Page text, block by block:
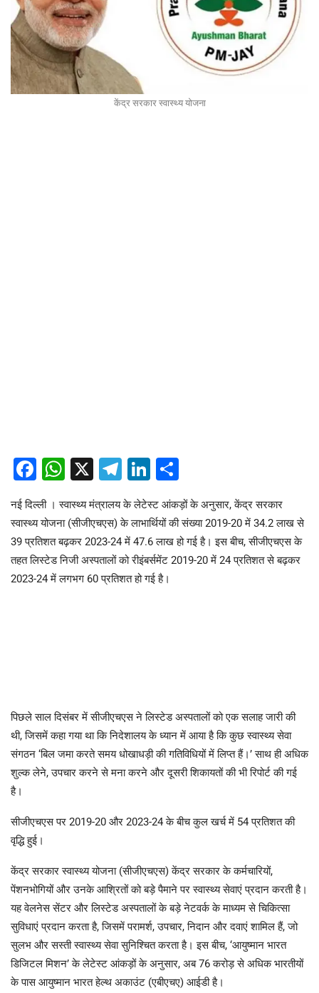
केंद्र सरकार स्वास्थ्य योजना
Facebook
WhatsApp
X Telegram
LinkedIn
नई दिल्ली । स्वास्थ्य मंत्रालय के लेटेस्ट आंकड़ों के अनुसार, केंद्र सरकार
स्वास्थ्य योजना (सीजीएचएस) के लाभार्थियों की संख्या 2019-20 में 34.2 लाख से
39 प्रतिशत बढ़कर 2023-24 में 47.6 लाख हो गई है। इस बीच, सीजीएचएस के
तहत लिस्टेड निजी अस्पतालों को रीइंबर्समेंट 2019-20 में 24 प्रतिशत से बढ़कर
2023-24 में लगभग 60 प्रतिशत हो गई है।
पिछले साल दिसंबर में सीजीएचएस ने लिस्टेड अस्पतालों को एक सलाह जारी की
थी, जिसमें कहा गया था कि निदेशालय के ध्यान में आया है कि कुछ स्वास्थ्य सेवा
संगठन ‘बिल जमा करते समय धोखाधड़ी की गतिविधियों में लिप्त हैं।’ साथ ही अधिक
शुल्क लेने, उपचार करने से मना करने और दूसरी शिकायतों की भी रिपोर्ट की गई
है।
सीजीएचएस पर 2019-20 और 2023-24 के बीच कुल खर्च में 54 प्रतिशत की
वृद्धि हुई।
केंद्र सरकार स्वास्थ्य योजना (सीजीएचएस) केंद्र सरकार के कर्मचारियों,
पेंशनभोगियों और उनके आश्रितों को बड़े पैमाने पर स्वास्थ्य सेवाएं प्रदान करती है।
यह वेलनेस सेंटर और लिस्टेड अस्पतालों के बड़े नेटवर्क के माध्यम से चिकित्सा
सुविधाएं प्रदान करता है, जिसमें परामर्श, उपचार, निदान और दवाएं शामिल हैं, जो
सुलभ और सस्ती स्वास्थ्य सेवा सुनिश्चित करता है। इस बीच, ‘आयुष्मान भारत
डिजिटल मिशन’ के लेटेस्ट आंकड़ों के अनुसार, अब 76 करोड़ से अधिक भारतीयों
के पास आयुष्मान भारत हेल्थ अकाउंट (एबीएचए) आईडी है।